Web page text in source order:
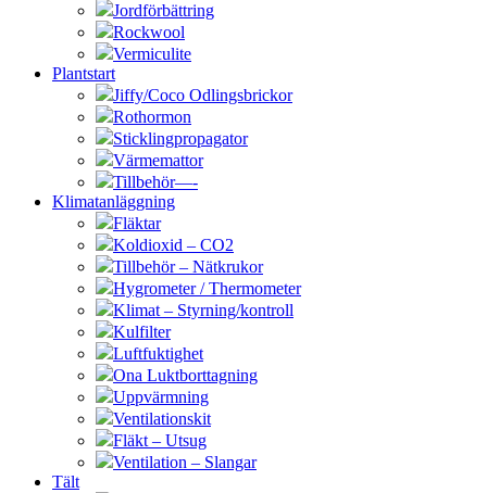
Jordförbättring
Rockwool
Vermiculite
Plantstart
Jiffy/Coco Odlingsbrickor
Rothormon
Sticklingpropagator
Värmemattor
Tillbehör—-
Klimatanläggning
Fläktar
Koldioxid – CO2
Tillbehör – Nätkrukor
Hygrometer / Thermometer
Klimat – Styrning/kontroll
Kulfilter
Luftfuktighet
Ona Luktborttagning
Uppvärmning
Ventilationskit
Fläkt – Utsug
Ventilation – Slangar
Tält